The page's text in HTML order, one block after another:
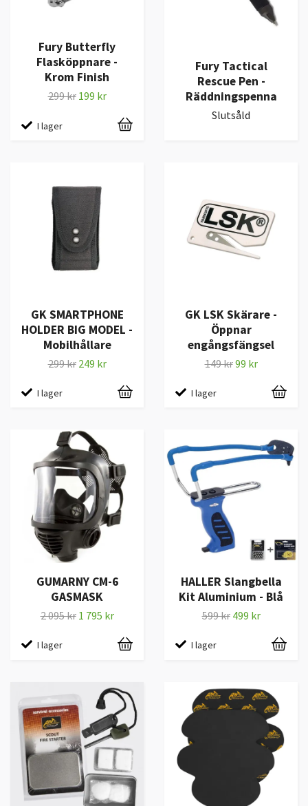
Fury Butterfly
Flasköppnare -
Krom Finish
299 kr 199 kr
I lager
Fury Tactical
Rescue Pen -
Räddningspenna
Slutsåld
GK SMARTPHONE
HOLDER BIG MODEL -
Mobilhållare
299 kr 249 kr
I lager
GK LSK Skärare -
Öppnar
engångsfängsel
149 kr99 kr
I lager
GUMARNY CM-6
GASMASK
2 095 kr 1 795 kr
I lager
HALLER Slangbella
Kit Aluminium - Blå
599 kr 499 kr
I lager